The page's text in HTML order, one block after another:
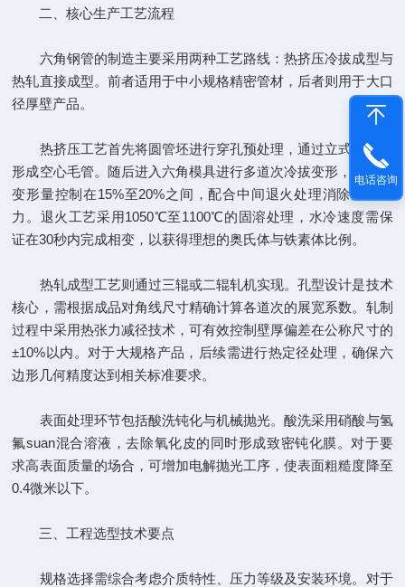
二、核心生产工艺流程
六角钢管的制造主要采用两种工艺路线：热挤压冷拔成型与
热轧直接成型。前者适用于中小规格精密管材，后者则用于大口
径厚壁产品。
热挤压工艺首先将圆管坯进行穿孔预处理，通过立式穿孔机
形成空心毛管。随后进入六角模具进行多道次冷拔变形，每道次
变形量控制在15%至20%之间，配合中间退火处理消除加工应
力。退火工艺采用1050℃至1100℃的固溶处理，水冷速度需保
证在30秒内完成相变，以获得理想的奥氏体与铁素体比例。
热轧成型工艺则通过三辊或二辊轧机实现。孔型设计是技术
核心，需根据成品对角线尺寸精确计算各道次的展宽系数。轧制
过程中采用热张力减径技术，可有效控制壁厚偏差在公称尺寸的
±10%以内。对于大规格产品，后续需进行热定径处理，确保六
边形几何精度达到相关标准要求。
表面处理环节包括酸洗钝化与机械抛光。酸洗采用硝酸与氢
氟suan混合溶液，去除氧化皮的同时形成致密钝化膜。对于要
求高表面质量的场合，可增加电解抛光工序，使表面粗糙度降至
0.4微米以下。
三、工程选型技术要点
规格选择需综合考虑介质特性、压力等级及安装环境。对于
电话咨询